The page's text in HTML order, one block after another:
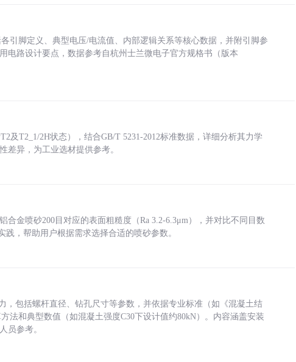
引脚定义、典型电压/电流值、内部逻辑关系等核心数据，并附引脚参
电路设计要点，数据参考自杭州士兰微电子官方规格书（版本
及T2_1/2H状态），结合GB/T 5231-2012标准数据，详细分析其力学
差异，为工业选材提供参考。
金喷砂200目对应的表面粗糙度（Ra 3.2-6.3μm），并对比不同目数
，帮助用户根据需求选择合适的喷砂参数。
，包括螺杆直径、钻孔尺寸等参数，并依据专业标准（如《混凝土结
法和典型数值（如混凝土强度C30下设计值约80kN）。内容涵盖安装
员参考。